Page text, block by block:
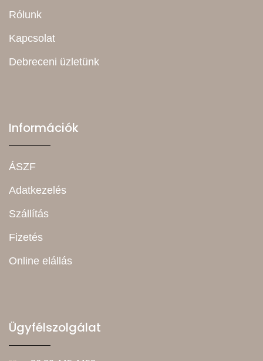
Rólunk
Kapcsolat
Debreceni üzletünk
Információk
ÁSZF
Adatkezelés
Szállítás
Fizetés
Online elállás
Ügyfélszolgálat